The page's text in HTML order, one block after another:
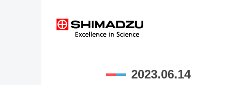
2023.06.14